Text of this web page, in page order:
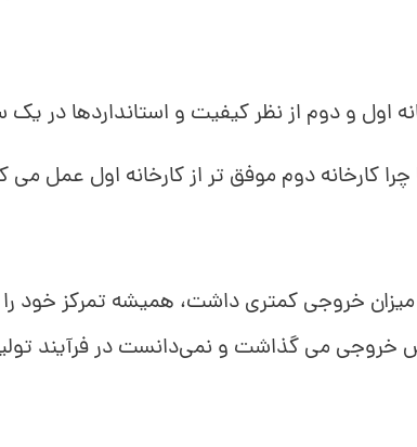
اول و دوم از نظر کیفیت و استانداردها در
کارخانه دوم موفق تر از کارخانه اول عمل می
میزان خروجی کمتری داشت، همیشه تمرکز خود
خروجی می گذاشت و نمی‌دانست در فرآیند